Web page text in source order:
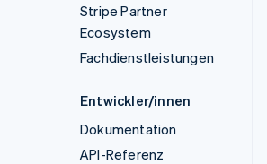
Stripe Partner
Ecosystem
Fachdienstleistungen
Entwickler/innen
Dokumentation
API-Referenz